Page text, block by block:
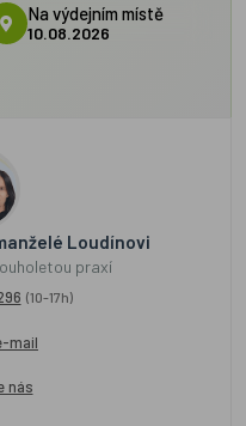
Na výdejním místě
10.08.2026
Loudínovi
praxí
(10-17h)
mail
nás